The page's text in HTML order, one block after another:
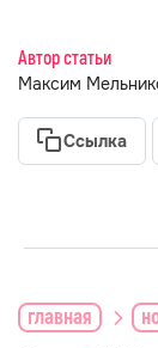
Автор статьи
Максим
Ссылка
главная